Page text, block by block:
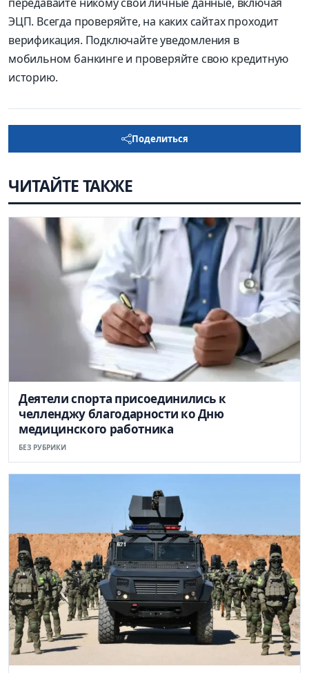
ЭЦП. Всегда проверяйте, на каких сайтах проходит
верификация. Подключайте уведомления в
мобильном банкинге и проверяйте свою кредитную
историю.
Поделиться
ЧИТАЙТЕ ТАКЖЕ
Деятели спорта присоединились к
челленджу благодарности ко Дню
медицинского работника
БЕЗ РУБРИКИ